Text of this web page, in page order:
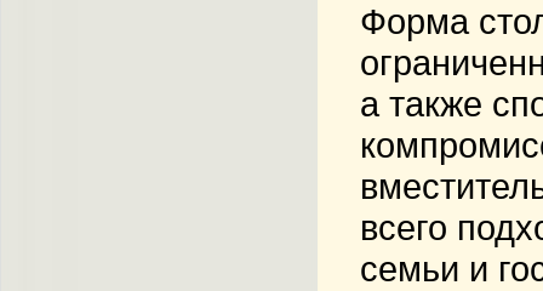
Форма
а также
всего
семьи и